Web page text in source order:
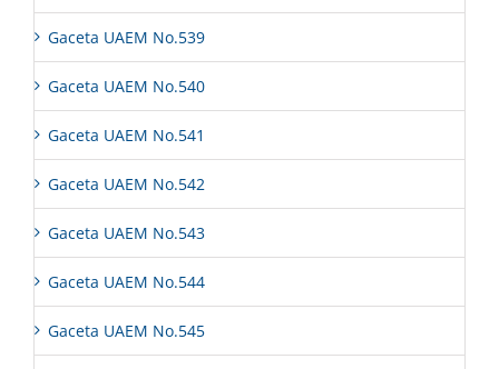
Gaceta UAEM No.539
Gaceta UAEM No.540
Gaceta UAEM No.541
Gaceta UAEM No.542
Gaceta UAEM No.543
Gaceta UAEM No.544
Gaceta UAEM No.545